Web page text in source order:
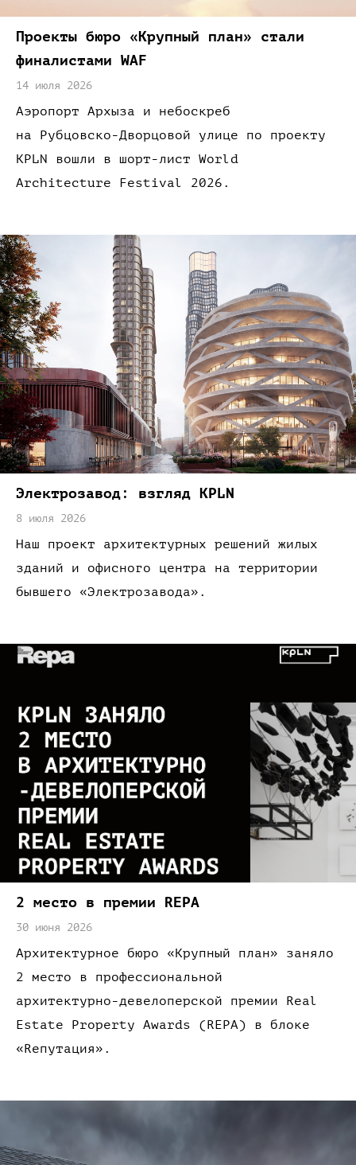
Проекты бюро «Крупный план» стали
финалистами WAF
14 июля 2026
Аэропорт Архыза и небоскреб
на Рубцовско-Дворцовой улице по проекту
KPLN вошли
в шорт-лист World
Architecture Festival 2026.
Электрозавод: взгляд KPLN
8 июля 2026
Наш проект архитектурных решений жилых
зданий и офисного центра на территории
бывшего «Электрозавода» .
2 место в премии REPA
30 июня 2026
Архитектурное бюро «Крупный план» заняло
2 место
в профессиональной
архитектурно-девелоперской премии Real
Estate Property Awards (REPA)
в блоке
«Rепутация» .